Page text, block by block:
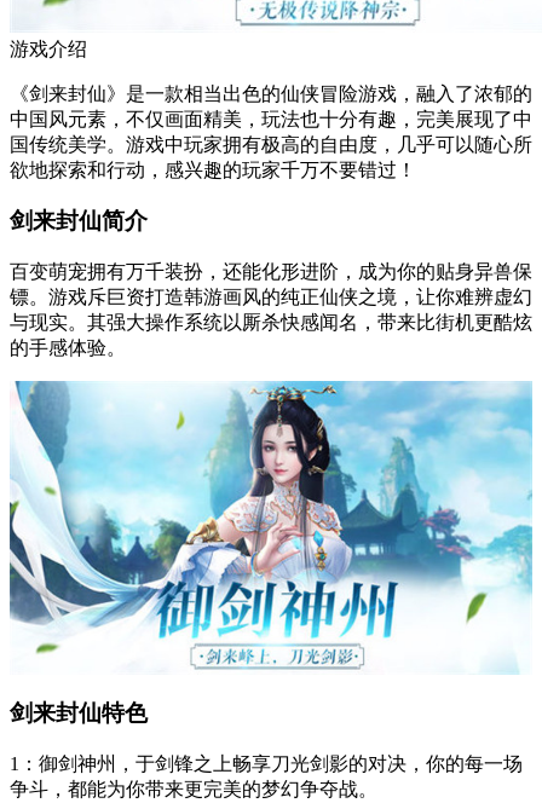
游戏介绍
《剑来封仙》是一款相当出色的仙侠冒险游戏，融入了浓郁的
中国风元素，不仅画面精美，玩法也十分有趣，完美展现了中
国传统美学。游戏中玩家拥有极高的自由度，几乎可以随心所
欲地探索和行动，感兴趣的玩家千万不要错过！
剑来封仙简介
百变萌宠拥有万千装扮，还能化形进阶，成为你的贴身异兽保
镖。游戏斥巨资打造韩游画风的纯正仙侠之境，让你难辨虚幻
与现实。其强大操作系统以厮杀快感闻名，带来比街机更酷炫
的手感体验。
剑来封仙特色
1：御剑神州，于剑锋之上畅享刀光剑影的对决，你的每一场
争斗，都能为你带来更完美的梦幻争夺战。